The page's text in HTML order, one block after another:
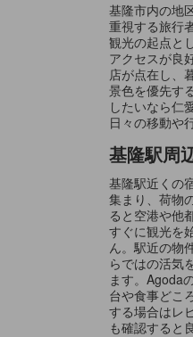
基隆市内の地
重視する旅行
観光の起点と
アクセスが良
店が点在し、
景色を優先す
したいなら仁
日々の移動や
基隆駅周
基隆駅近くの
集まり、荷物
ると空港や他
すぐに観光を
ん。駅近の物
らではの活気
ます。Agoda
台や食事どこ
する場合はレ
も確認すると